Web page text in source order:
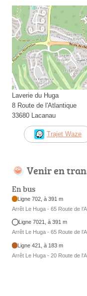
Laverie du Huga
8 Route de l'Atlantique
33680 Lacanau
Trajet Waze
Venir en
En bus
Ligne 702, à 391 m
Arrêt Le Huga - 65 Route de
Ligne 7021, à 391 m
Arrêt Le Huga - 65 Route de
Ligne 421, à 183 m
Arrêt Le Huga - 20 Route de